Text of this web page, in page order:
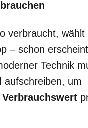
verbraucht, wählt
– schon
Technik
aufschreiben, um
Verbrauchswert